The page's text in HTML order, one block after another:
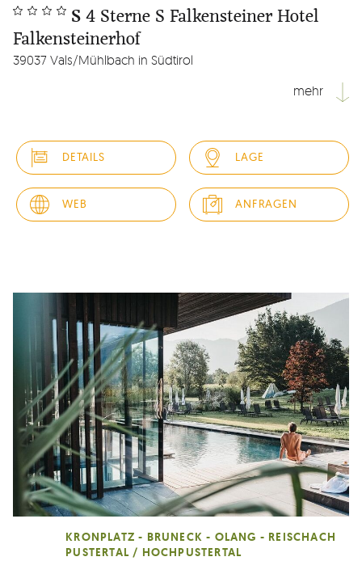
S4 Sterne S Falkensteiner Hotel
Falkensteinerhof
39037 Vals/Mühlbach in Südtirol
mehr
Genussurlaub in Südtirol
Sie sind durch und durch Südtirol-Fan oder wollen es
werden? Sie lieben die Südtiroler Berge, die gute Luft, die
einmalige alpin-mediterrane Küche, aber auch die Schlösser
und Burgen und liebäugeln mit...
DETAILS LAGE
WEB ANFRAGEN
KRONPLATZ - BRUNECK - OLANG - REISCHACH
PUSTERTAL / HOCHPUSTERTAL